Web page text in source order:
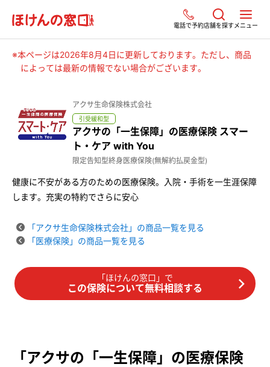
電話で予約店舗を探すメニュー
※本ページは2026年8月4日に更新しております。ただし、商品
によっては最新の情報でない場合がございます。
引受緩和型
アクサ生命保険株式会社
アクサの「一生保障」の医療保険 スマー
ト・ケア with You
限定告知型終身医療保険(無解約払戻金型)
健康に不安がある方のための医療保険。入院・手術を一生涯保障
します。充実の特約でさらに安心
「アクサ生命保険株式会社」の商品一覧を見る
「医療保険」の商品一覧を見る
「ほけんの窓口」で
この保険について無料相談する
「アクサの「一生保障」の医療保険